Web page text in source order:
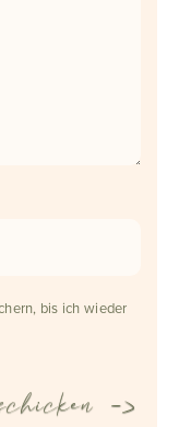
bis ich wieder